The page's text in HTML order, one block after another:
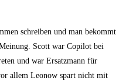
schreiben und man bekommt
Scott war Copilot bei
und war Ersatzmann für
allem Leonow spart nicht mit